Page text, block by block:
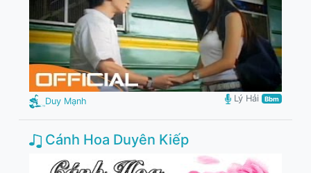
Duy Mạnh Lý Hải Bbm
Cánh Hoa Duyên Kiếp